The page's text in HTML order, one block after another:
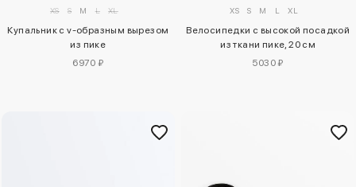
XS S M L XL
Купальник с v-образным вырезом
из пике
6970 ₽
XS S M L XL
Велосипедки с высокой посадкой
из ткани пике, 20 см
5030 ₽